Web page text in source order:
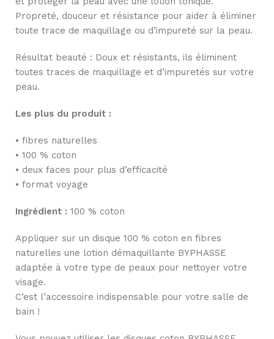
Propreté, douceur et résistance pour aider à éliminer
toute trace de maquillage ou d’impureté sur la peau.
Résultat beauté : Doux et résistants, ils éliminent
toutes traces de maquillage et d’impuretés sur votre
peau.
Les plus du produit :
• fibres naturelles
• 100 % coton
• deux faces pour plus d’efficacité
• format voyage
Ingrédient : 100 % coton
Appliquer sur un disque 100 % coton en fibres
naturelles une lotion démaquillante BYPHASSE
adaptée à votre type de peaux pour nettoyer votre
visage.
C’est l’accessoire indispensable pour votre salle de
bain !